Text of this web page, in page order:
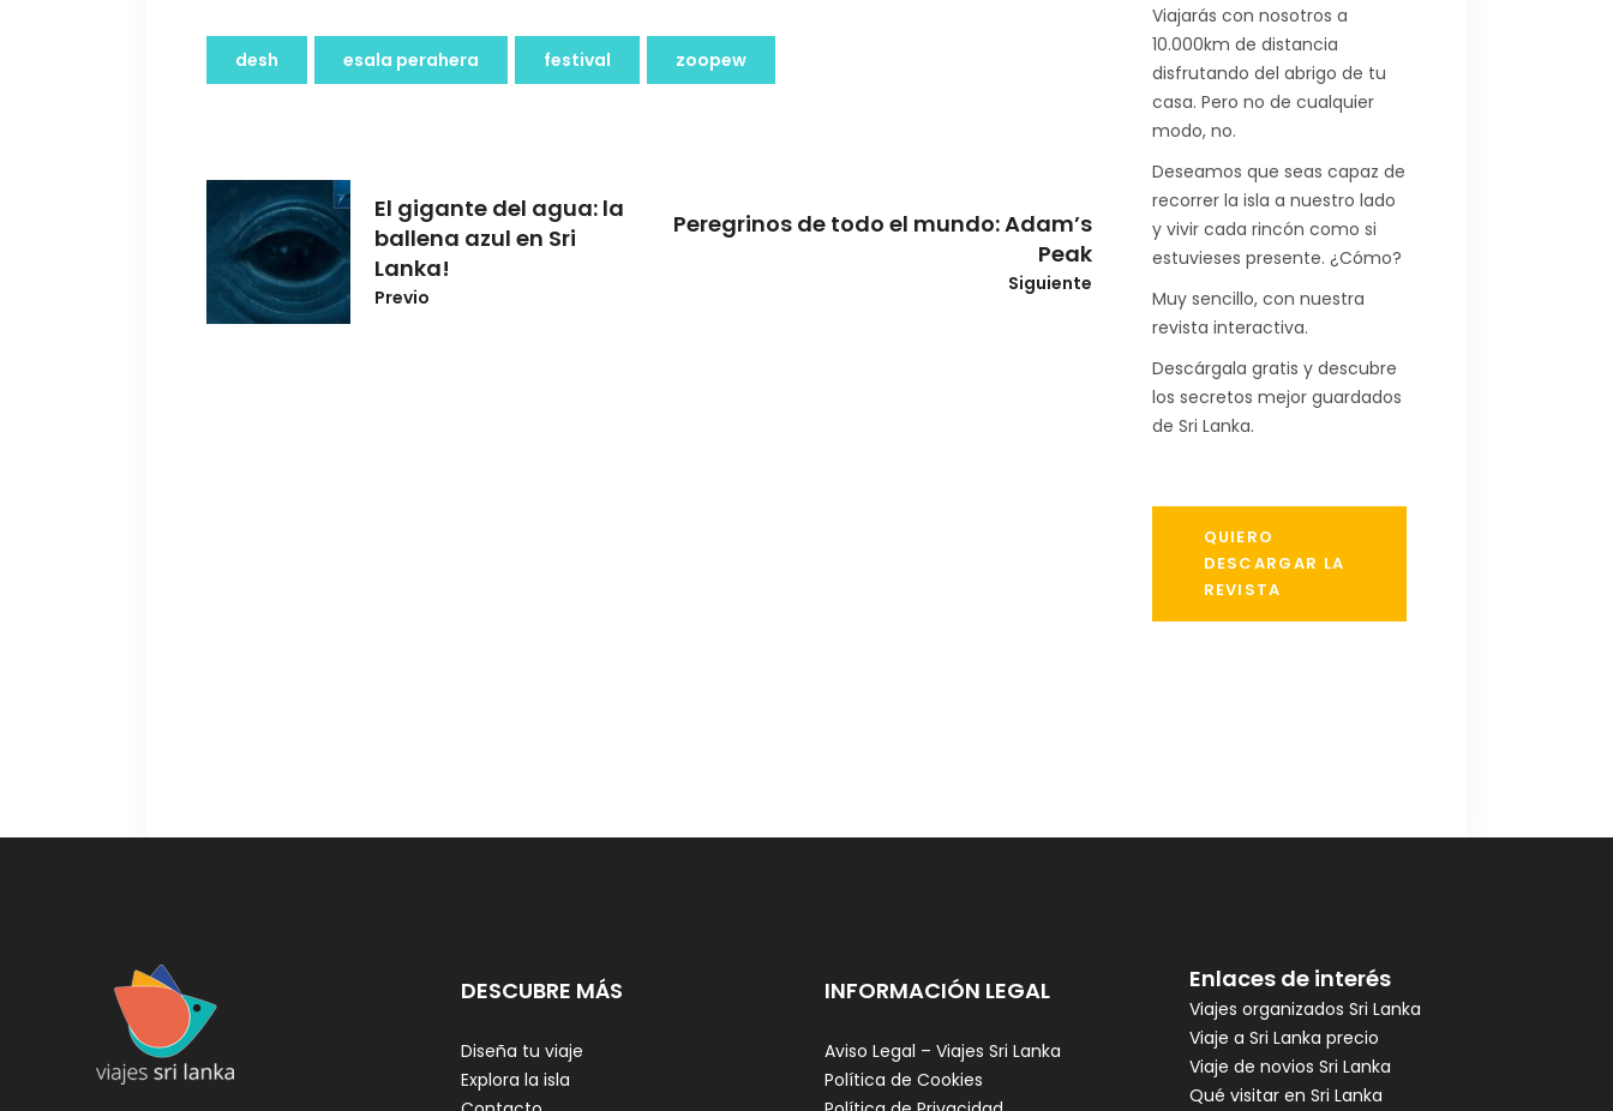
desh esala perahera festival zoopew
El gigante del agua: la
ballena azul en Sri
Lanka!
Previo
Peregrinos de todo el mundo: Adam’s
Peak
Siguiente
Viajarás con nosotros a
10.000km de distancia
disfrutando del abrigo de tu
casa. Pero no de cualquier
modo, no.
Deseamos que seas capaz de
recorrer la isla a nuestro lado
y vivir cada rincón como si
estuvieses presente. ¿Cómo?
Muy sencillo, con nuestra
revista interactiva.
Descárgala gratis y descubre
los secretos mejor guardados
de Sri Lanka.
QUIERO
DESCARGAR LA
REVISTA
DESCUBRE MÁS
Diseña tu viaje
Explora la isla
INFORMACIÓN LEGAL
Aviso Legal – Viajes Sri Lanka
Política de Cookies
Enlaces de interés
Viajes organizados Sri Lanka
Viaje a Sri Lanka precio
Viaje de novios Sri Lanka
Qué visitar en Sri Lanka